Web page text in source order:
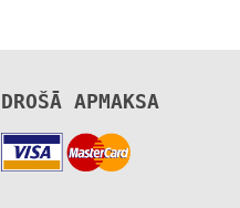
DROŠĀ APMAKSA